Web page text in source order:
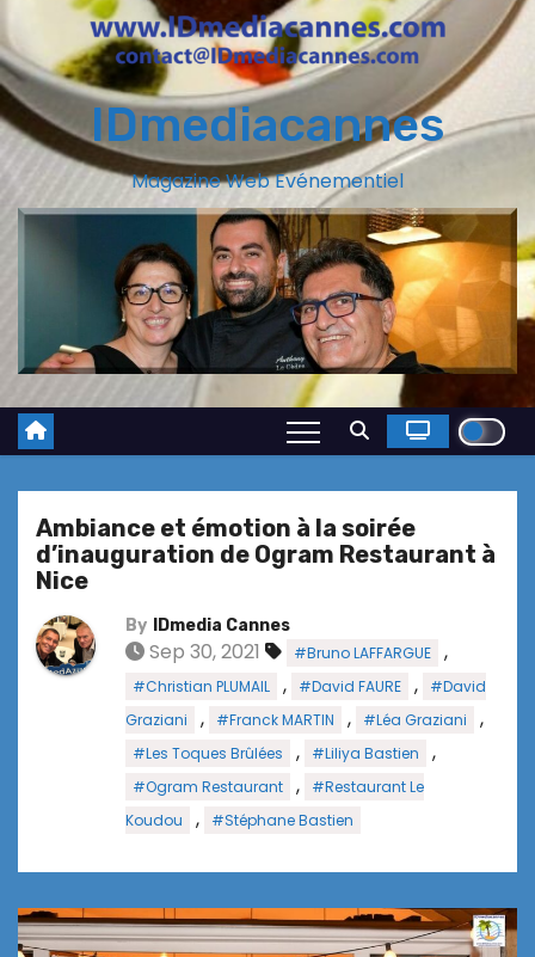
IDmediacannes
Magazine Web Evénementiel
Ambiance et émotion à la soirée
d’inauguration de Ogram Restaurant à
Nice
By IDmedia Cannes
Sep 30, 2021 #Bruno LAFFARGUE ,
#Christian PLUMAIL , #David FAURE ,
#David
Graziani
, #Franck MARTIN , #Léa Graziani ,
#Les Toques Brûlées , #Liliya Bastien ,
#Ogram Restaurant ,
#Restaurant Le
Koudou
, #Stéphane Bastien